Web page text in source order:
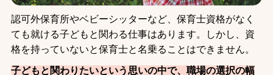
認可外保育所やベビーシッターなど、保育士資格がなく
ても就ける子どもと関わる仕事はあります。しかし、資
格を持っていないと保育士と名乗ることはできません。
子どもと関わりたいという思いの中で、職場の選択の幅